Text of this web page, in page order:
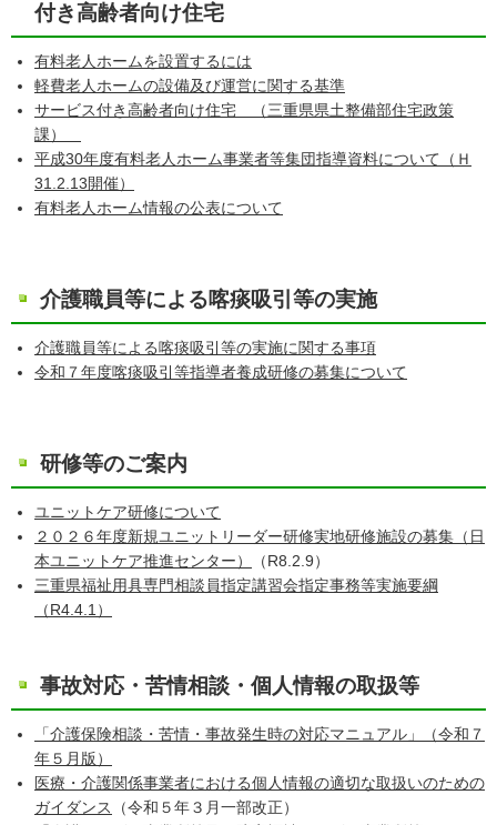
付き高齢者向け住宅
有料老人ホームを設置するには
軽費老人ホームの設備及び運営に関する基準
サービス付き高齢者向け住宅 （三重県県土整備部住宅政策
課）
平成30年度有料老人ホーム事業者等集団指導資料について（Ｈ
31.2.13開催）
有料老人ホーム情報の公表について
介護職員等による喀痰吸引等の実施
介護職員等による喀痰吸引等の実施に関する事項
令和７年度喀痰吸引等指導者養成研修の募集について
研修等のご案内
ユニットケア研修について
２０２６年度新規ユニットリーダー研修実地研修施設の募集（日
本ユニットケア推進センター）
（R8.2.9）
三重県福祉用具専門相談員指定講習会指定事務等実施要綱
（R4.4.1）
事故対応・苦情相談・個人情報の取扱等
「介護保険相談・苦情・事故発生時の対応マニュアル」（令和７
年５月版）
医療・介護関係事業者における個人情報の適切な取扱いのための
ガイダンス
（令和５年３月一部改正）